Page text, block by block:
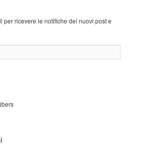
per ricevere le notifiche dei nuovi post e